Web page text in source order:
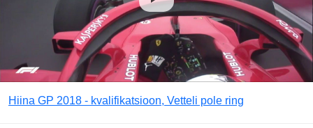
Hiina GP 2018 - kvalifikatsioon, Vetteli pole ring